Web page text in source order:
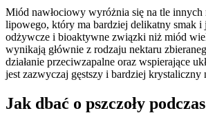
Miód nawłociowy wyróżnia się na tle
lipowego, który ma bardziej delikatny smak i
odżywcze i bioaktywne związki niż miód
wynikają głównie z rodzaju nektaru
działanie przeciwzapalne oraz wspierające
jest zazwyczaj gęstszy i bardziej
Jak dbać o pszczoły